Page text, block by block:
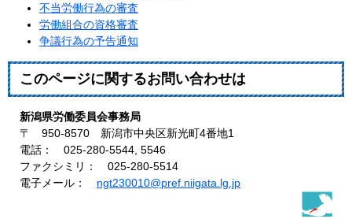
不当労働行為の審査
労働組合の資格審査
争議行為の予告通知
このページに関するお問い合わせは
新潟県労働委員会事務局
〒 950-8570 新潟市中央区新光町4番地1
電話： 025-280-5544, 5546
ファクシミリ： 025-280-5514
電子メール： ngt230010@pref.niigata.lg.jp